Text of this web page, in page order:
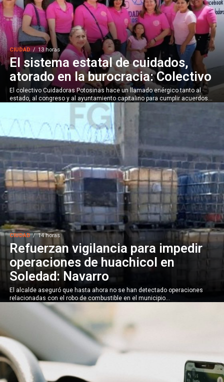
CIUDAD 13 horas
El sistema estatal de cuidados,
atorado en la burocracia: Colectivo
El colectivo Cuidadoras Potosinas hace un llamado enérgico tanto al
estado, al congreso y al ayuntamiento capitalino para cumplir acuerdos...
CIUDAD 14 horas
Refuerzan vigilancia para impedir
operaciones de huachicol en
Soledad: Navarro
El alcalde aseguró que hasta ahora no se han detectado operaciones
relacionadas con el robo de combustible en el municipio...